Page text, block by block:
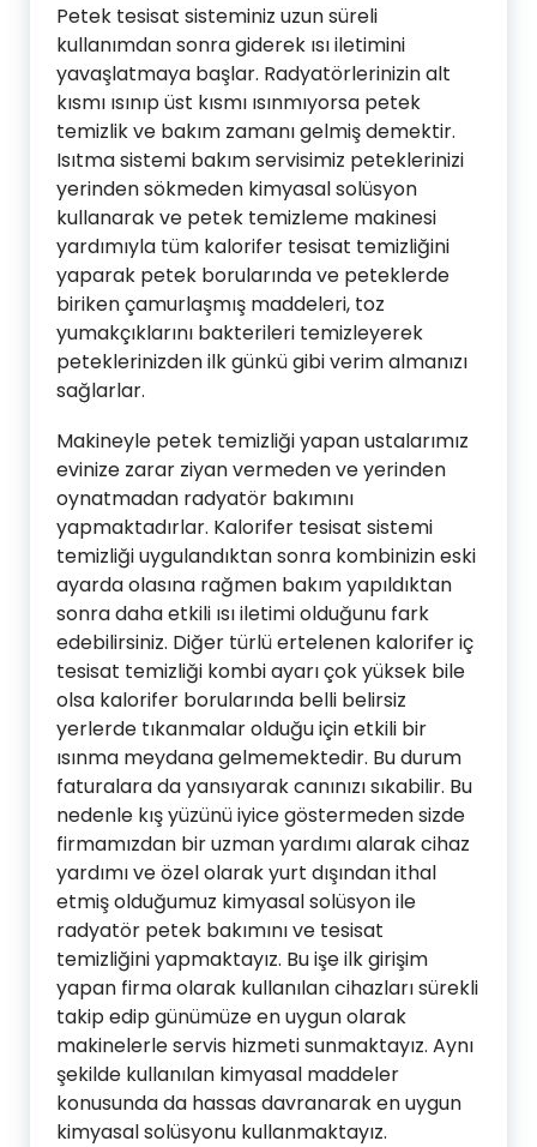
Petek tesisat sisteminiz uzun süreli
kullanımdan sonra giderek ısı iletimini
yavaşlatmaya başlar. Radyatörlerinizin alt
kısmı ısınıp üst kısmı ısınmıyorsa petek
temizlik ve bakım zamanı gelmiş demektir.
Isıtma sistemi bakım servisimiz peteklerinizi
yerinden sökmeden kimyasal solüsyon
kullanarak ve petek temizleme makinesi
yardımıyla tüm kalorifer tesisat temizliğini
yaparak petek borularında ve peteklerde
biriken çamurlaşmış maddeleri, toz
yumakçıklarını bakterileri temizleyerek
peteklerinizden ilk günkü gibi verim almanızı
sağlarlar.
Makineyle petek temizliği yapan ustalarımız
evinize zarar ziyan vermeden ve yerinden
oynatmadan radyatör bakımını
yapmaktadırlar. Kalorifer tesisat sistemi
temizliği uygulandıktan sonra kombinizin eski
ayarda olasına rağmen bakım yapıldıktan
sonra daha etkili ısı iletimi olduğunu fark
edebilirsiniz. Diğer türlü ertelenen kalorifer iç
tesisat temizliği kombi ayarı çok yüksek bile
olsa kalorifer borularında belli belirsiz
yerlerde tıkanmalar olduğu için etkili bir
ısınma meydana gelmemektedir. Bu durum
faturalara da yansıyarak canınızı sıkabilir. Bu
nedenle kış yüzünü iyice göstermeden sizde
firmamızdan bir uzman yardımı alarak cihaz
yardımı ve özel olarak yurt dışından ithal
etmiş olduğumuz kimyasal solüsyon ile
radyatör petek bakımını ve tesisat
temizliğini yapmaktayız. Bu işe ilk girişim
yapan firma olarak kullanılan cihazları sürekli
takip edip günümüze en uygun olarak
makinelerle servis hizmeti sunmaktayız. Aynı
şekilde kullanılan kimyasal maddeler
konusunda da hassas davranarak en uygun
kimyasal solüsyonu kullanmaktayız.